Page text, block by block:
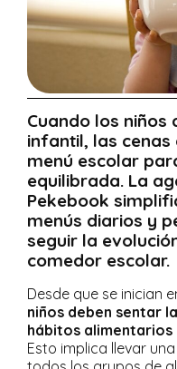
Cuando los niños
infantil, las
menú escolar
equilibrada. La
Pekebook
menús diarios y
seguir la
comedor escolar.
Desde que se inician
niños deben sentar
hábitos
Esto implica llevar